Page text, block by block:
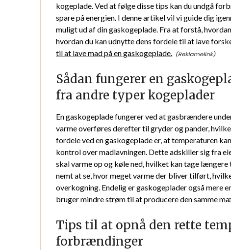
kogeplade. Ved at følge disse tips kan du undgå
spare på energien. I denne artikel vil vi guide dig
muligt ud af din gaskogeplade. Fra at forstå,
hvordan du kan udnytte dens fordele til at lave
til at lave mad på en gaskogeplade.
Sådan fungerer en
fra andre typer kogeplader
En gaskogeplade fungerer ved at gasbrændere
varme overføres derefter til gryder og pander,
fordele ved en gaskogeplade er, at temperaturen
kontrol over madlavningen. Dette adskiller sig fra
skal varme op og køle ned, hvilket kan tage længere
nemt at se, hvor meget varme der bliver tilført,
overkogning. Endelig er gaskogeplader også mere
bruger mindre strøm til at producere den samme
Tips til at opnå den rette
forbrændinger